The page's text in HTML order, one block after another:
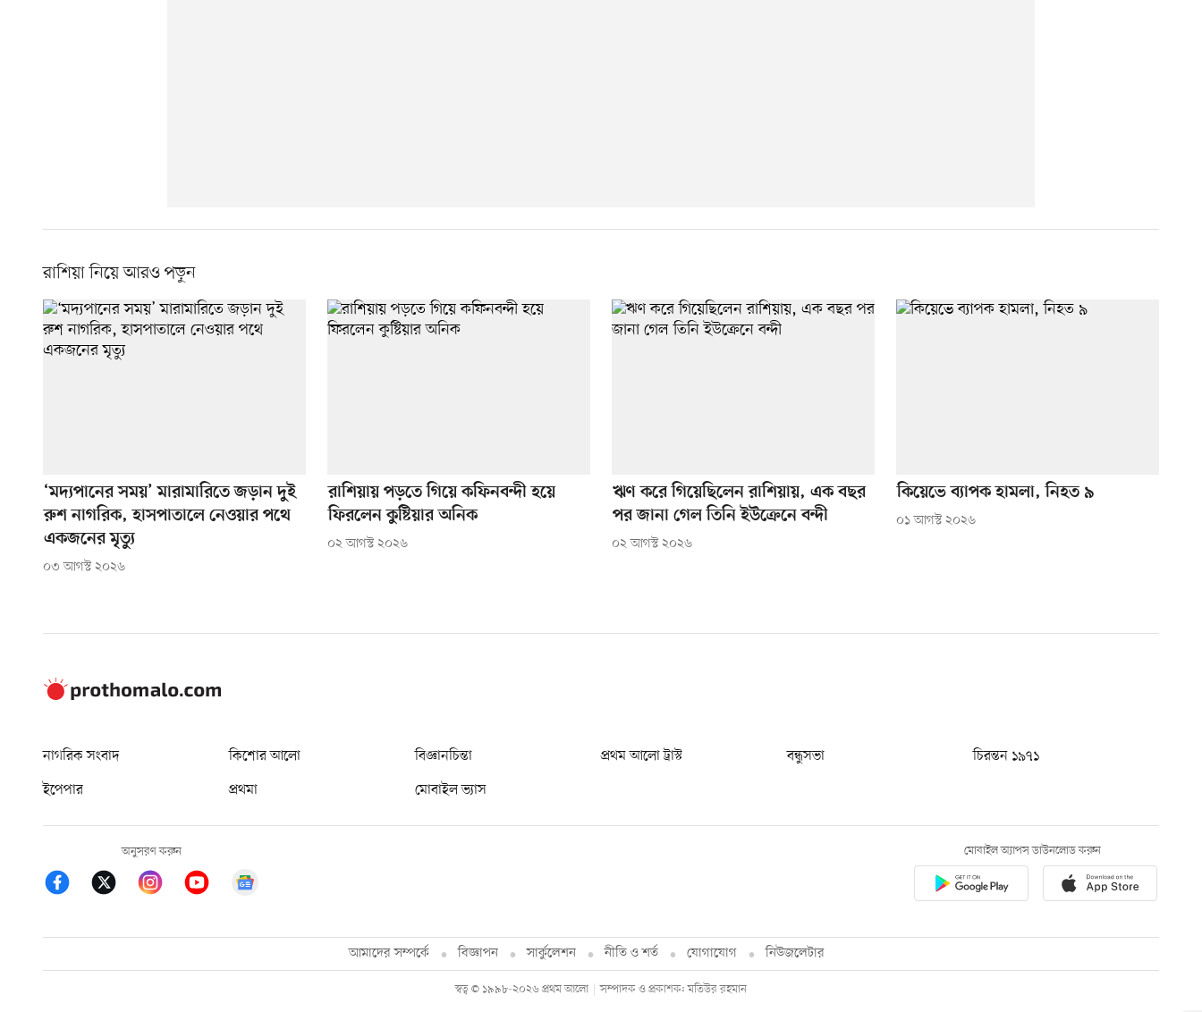
রাশিয়া নিয়ে আরও পড়ুন
‘মদ্যপানের সময়’ মারামারিতে জড়ান দুই
রুশ নাগরিক, হাসপাতালে নেওয়ার পথে
একজনের মৃত্যু
০৩ আগস্ট ২০২৬
রাশিয়ায় পড়তে গিয়ে কফিনবন্দী হয়ে
ফিরলেন কুষ্টিয়ার অনিক
০২ আগস্ট ২০২৬
ঋণ করে গিয়েছিলেন রাশিয়ায়, এক বছর
পর জানা গেল তিনি ইউক্রেনে বন্দী
০২ আগস্ট ২০২৬
কিয়েভে ব্যাপক হামলা, নিহত ৯
০১ আগস্ট ২০২৬
নাগরিক সংবাদ কিশোর আলো বিজ্ঞানচিন্তা প্রথম আলো ট্রাস্ট বন্ধুসভা
চিরন্তন ১৯৭১
ইপেপার
প্রথমা মোবাইল ভ্যাস
অনুসরণ করুন মোবাইল অ্যাপস ডাউনলোড করুন
আমাদের সম্পর্কে বিজ্ঞাপন সার্কুলেশন নীতি ও শর্ত যোগাযোগ নিউজলেটার
স্বত্ব © ১৯৯৮-২০২৬ প্রথম আলো সম্পাদক ও প্রকাশক: মতিউর রহমান